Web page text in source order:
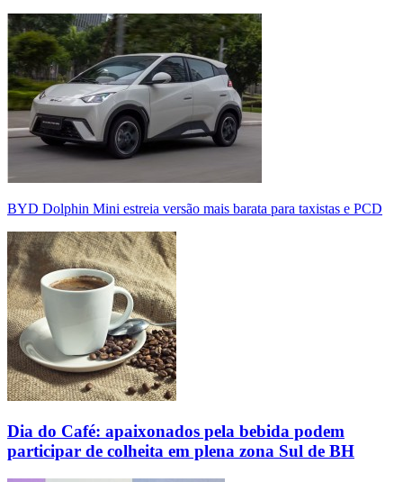
BYD Dolphin Mini estreia versão mais barata para taxistas e PCD
Dia do Café: apaixonados pela bebida podem
participar de colheita em plena zona Sul de BH